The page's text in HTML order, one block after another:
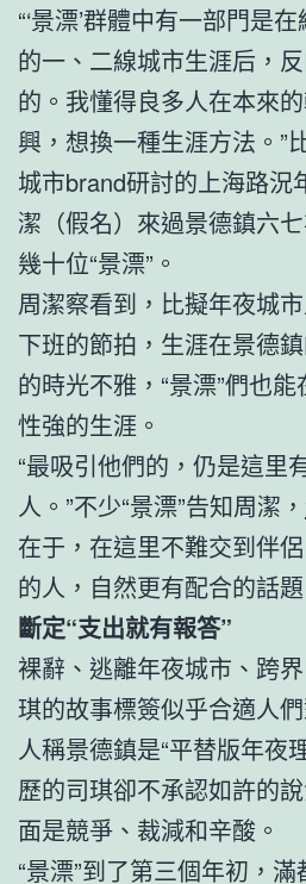
“‘景漂’群體中有一部門是
的一、二線城市生涯后，
的。我懂得良多人在本來
興，想換一種生涯方法。”
城市brand研討的上海路況
潔（假名）來過景德鎮六
幾十位“景漂”。
周潔察看到，比擬年夜城
下班的節拍，生涯在景德
的時光不雅，“景漂”們也
性強的生涯。
“最吸引他們的，仍是這里
人。”不少“景漂”告知周潔，
在于，在這里不難交到伴
的人，自然更有配合的話題
斷定“支出就有報答”
裸辭、逃離年夜城市、跨
琪的故事標簽似乎合適人
人稱景德鎮是“平替版年夜
歷的司琪卻不承認如許的
面是競爭、裁減和辛酸。
“景漂”到了第三個年初，